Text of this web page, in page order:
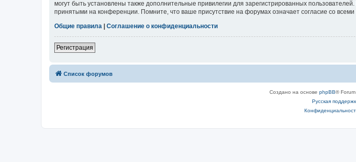
могут быть установлены также дополнительные привилегии для зарегистрированных
принятыми на конференции. Помните, что ваше присутствие на форумах означает согласие со
Общие правила
Соглашение о конфиденциальности
Регистрация
Список форумов
Создано на основе phpBB®
Русская